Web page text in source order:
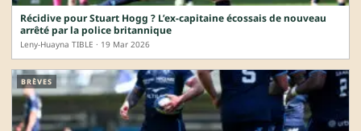
Récidive pour Stuart Hogg ? L’ex-capitaine écossais de nouveau
arrêté par la police britannique
Leny-Huayna TIBLE · 19 Mar 2026
BRÈVES